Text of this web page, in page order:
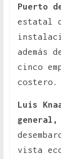
Puerto
estatal
además
cinco
costero.
Luis
general,
vista